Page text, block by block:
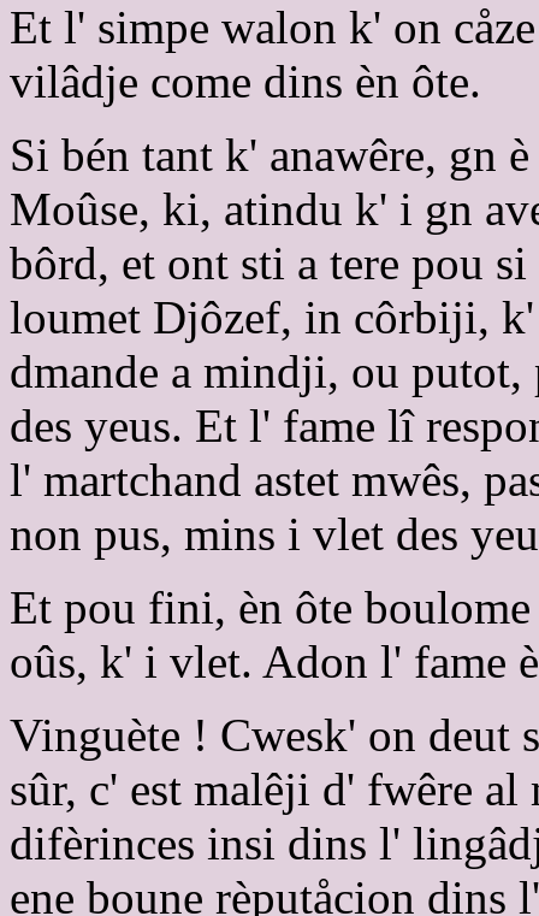
Et l' simpe walon k' on
vilâdje come dins èn ôte.
Si bén tant k' anawêre, gn
Moûse, ki, atindu k' i gn
bôrd, et ont sti a tere pou
loumet Djôzef, in côrbiji,
dmande a mindji, ou putot,
des yeus. Et l' fame lî
l' martchand astet mwês,
non pus, mins i vlet des
Et pou fini, èn ôte
oûs, k' i vlet. Adon l' fame
Vinguète ! Cwesk' on deut
sûr, c' est malêji d' fwêre
difèrinces insi dins l'
ene boune rèputåcion dins